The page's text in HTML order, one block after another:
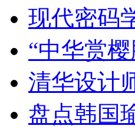
现代密码
“中华赏
清华设计
盘点韩国